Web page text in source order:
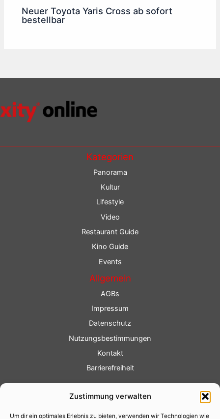
Zustimmung verwalten
Um dir ein optimales Erlebnis zu bieten, verwenden wir Technologien wie
Neuer Toyota Yaris Cross ab sofort
bestellbar
Kategorien
Panorama
Kultur
Lifestyle
Video
Restaurant Guide
Kino Guide
Events
Allgemein
AGBs
Impressum
Datenschutz
Nutzungsbestimmungen
Kontakt
Barrierefreiheit
Fotoservice